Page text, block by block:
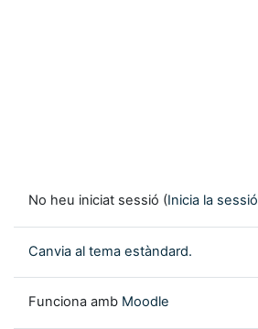
No heu iniciat sessió (Inicia la sessió
Canvia al tema estàndard.
Funciona amb Moodle